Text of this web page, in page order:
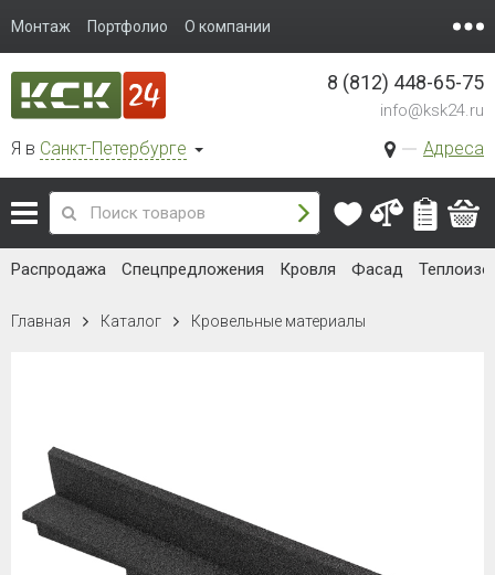
Монтаж Портфолио О компании
Я в Санкт-Петербурге Адреса
8 (812) 448-65-75
info@ksk24.ru
Распродажа Спецпредложения Кровля Фасад
Главная Каталог Кровельные материалы